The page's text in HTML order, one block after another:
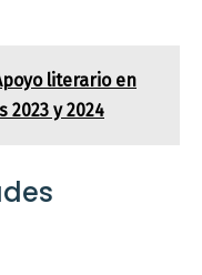
literario en
2023 y 2024